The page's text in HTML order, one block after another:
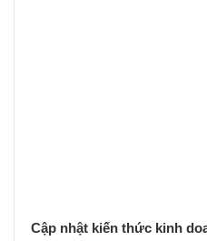
Cập nhật kiến thức kinh